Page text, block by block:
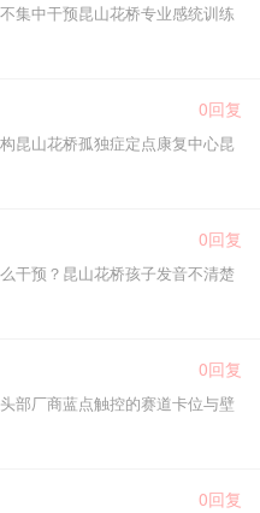
集中干预昆山花桥专业感统训练
0回复
昆山花桥孤独症定点康复中心昆
0回复
干预？昆山花桥孩子发音不清楚
0回复
部厂商蓝点触控的赛道卡位与壁
0回复